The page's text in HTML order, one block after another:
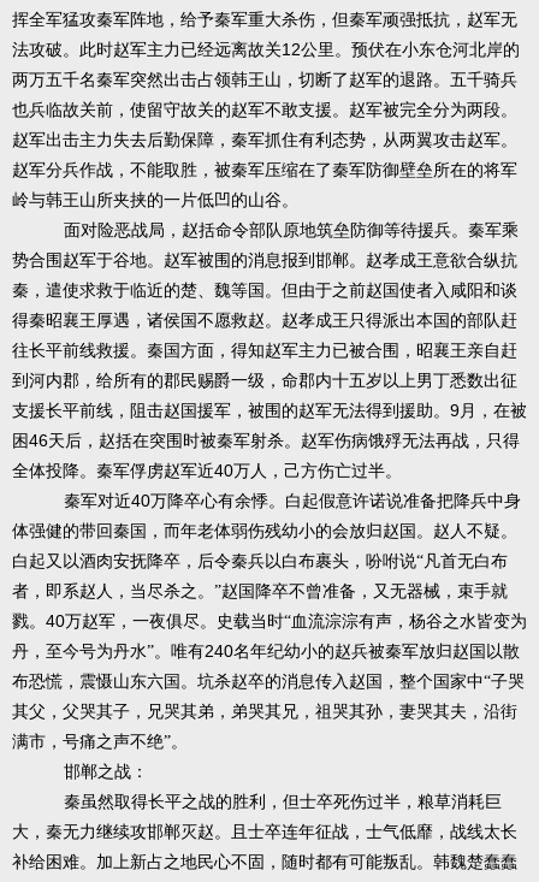
挥全军猛攻秦军阵地，给予秦军重大杀伤，但秦军顽强抵抗，赵军无
法攻破。此时赵军主力已经远离故关12公里。预伏在小东仓河北岸的
两万五千名秦军突然出击占领韩王山，切断了赵军的退路。五千骑兵
也兵临故关前，使留守故关的赵军不敢支援。赵军被完全分为两段。
赵军出击主力失去后勤保障，秦军抓住有利态势，从两翼攻击赵军。
赵军分兵作战，不能取胜，被秦军压缩在了秦军防御壁垒所在的将军
岭与韩王山所夹挟的一片低凹的山谷。
面对险恶战局，赵括命令部队原地筑垒防御等待援兵。秦军乘
势合围赵军于谷地。赵军被围的消息报到邯郸。赵孝成王意欲合纵抗
秦，遣使求救于临近的楚、魏等国。但由于之前赵国使者入咸阳和谈
得秦昭襄王厚遇，诸侯国不愿救赵。赵孝成王只得派出本国的部队赶
往长平前线救援。秦国方面，得知赵军主力已被合围，昭襄王亲自赶
到河内郡，给所有的郡民赐爵一级，命郡内十五岁以上男丁悉数出征
支援长平前线，阻击赵国援军，被围的赵军无法得到援助。 9月，在被
困 46天后，赵括在突围时被秦军射杀。赵军伤病饿殍无法再战，只得
全体投降。秦军俘虏赵军近40万人，己方伤亡过半。
秦军对近40万降卒心有余悸。白起假意许诺说准备把降兵中身
体强健的带回秦国，而年老体弱伤残幼小的会放归赵国。赵人不疑。
白起又以酒肉安抚降卒，后令秦兵以白布裹头，吩咐说“凡首无白布
者，即系赵人，当尽杀之。”赵国降卒不曾准备，又无器械，束手就
戮。 40万赵军，一夜俱尽。史载当时“血流淙淙有声，杨谷之水皆变为
丹，至今号为丹水”。唯有240名年纪幼小的赵兵被秦军放归赵国以散
布恐慌，震慑山东六国。坑杀赵卒的消息传入赵国，整个国家中“子哭
其父，父哭其子，兄哭其弟，弟哭其兄，祖哭其孙，妻哭其夫，沿街
满市，号痛之声不绝”。
邯郸之战：
秦虽然取得长平之战的胜利，但士卒死伤过半，粮草消耗巨
大，秦无力继续攻邯郸灭赵。且士卒连年征战，士气低靡，战线太长
补给困难。加上新占之地民心不固，随时都有可能叛乱。韩魏楚蠢蠢